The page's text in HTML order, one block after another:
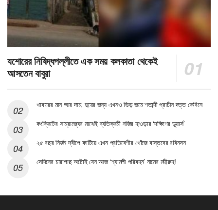
যশোরের নিষিদ্ধপল্লীতে এক সময় কলকাতা থেকেই
আসতেন বাবুরা
খাবারের মান আর দাম, দুয়ের জন্য এখনও ভিড় জমে শতাব্দী প্রাচীন দত্ত কেবিনে
কংক্রিটের সাম্রাজ্যের মাঝেই ব্যতিক্রমী নজির হাওড়ার ‘দক্ষিণের ডুয়ার্স’
২৫ বছর নির্জন দ্বীপে কাটিয়ে এখন প্রতিবেশীর খোঁজে বাস্তবের রবিনসন
সেদিনের চারাগাছ অটোই যেন আজ ‘শ্যামলী পরিবহন’ নামের মহীরুহ!